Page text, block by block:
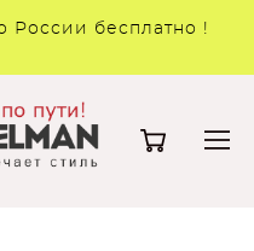
России бесплатно !